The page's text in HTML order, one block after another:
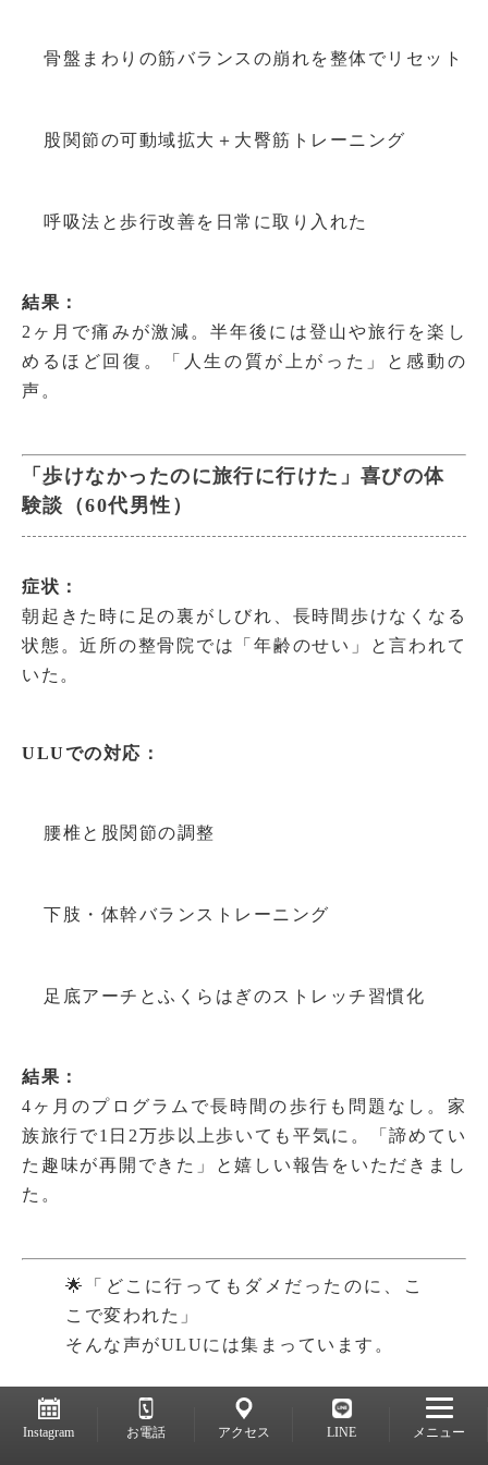
骨盤まわりの筋バランスの崩れを整体でリセット
股関節の可動域拡大＋大臀筋トレーニング
呼吸法と歩行改善を日常に取り入れた
結果：
2ヶ月で痛みが激減。半年後には登山や旅行を楽し
めるほど回復。「人生の質が上がった」と感動の
声。
「歩けなかったのに旅行に行けた」喜びの体
験談（60代男性）
症状：
朝起きた時に足の裏がしびれ、長時間歩けなくなる
状態。近所の整骨院では「年齢のせい」と言われて
いた。
ULUでの対応：
腰椎と股関節の調整
下肢・体幹バランストレーニング
足底アーチとふくらはぎのストレッチ習慣化
結果：
4ヶ月のプログラムで長時間の歩行も問題なし。家
族旅行で1日2万歩以上歩いても平気に。「諦めてい
た趣味が再開できた」と嬉しい報告をいただきまし
た。
🌟「どこに行ってもダメだったのに、こ
こで変われた」
そんな声がULUには集まっています。
🧩【第7ステップ】
Instagram お電話 アクセス LINE メニュー